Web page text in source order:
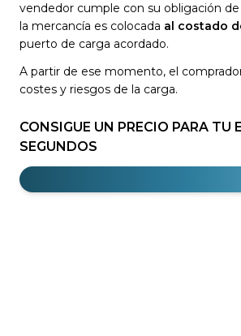
vendedor cumple con su obligación
la mercancía es colocada al costado
puerto de carga acordado.
A partir de ese momento, el
costes y riesgos de la carga.
CONSIGUE UN PRECIO PARA TU
SEGUNDOS